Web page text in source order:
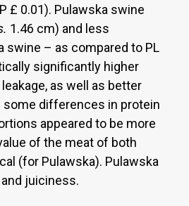
£ 0.01). Pulawska swine
1.46 cm) and less
swine – as compared to PL
significantly higher
as well as better
some differences in protein
appeared to be more
of the meat of both
(for Pulawska). Pulawska
juiciness.